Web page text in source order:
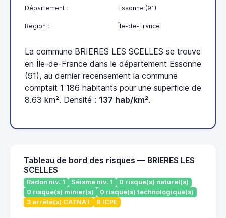
Département : Essonne (91)
Region : Île-de-France
La commune BRIERES LES SCELLES se trouve
en Île-de-France dans le département Essonne
(91), au dernier recensement la commune
comptait 1 186 habitants pour une superficie de
8.63 km². Densité : 137 hab/km².
Tableau de bord des risques — BRIERES LES
SCELLES
Radon niv. 1 Séisme niv. 1
0 risque(s) naturel(s)
0 risque(s) minier(s)
0 risque(s) technologique(s)
3 arrêté(s) CATNAT
8 ICPE